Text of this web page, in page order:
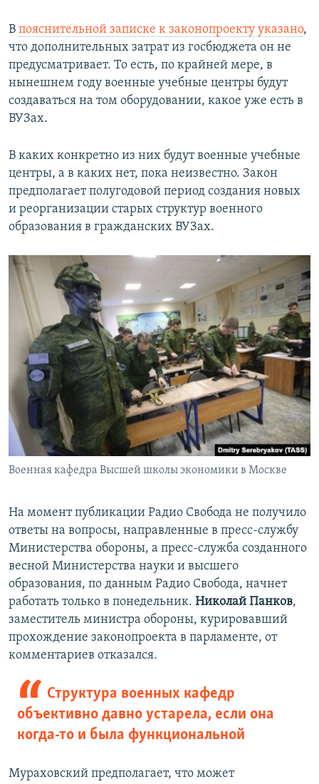
В пояснительной записке к законопроекту указано,
что дополнительных затрат из госбюджета он не
предусматривает. То есть, по крайней мере, в
нынешнем году военные учебные центры будут
создаваться на том оборудовании, какое уже есть в
ВУЗах.
В каких конкретно из них будут военные учебные
центры, а в каких нет, пока неизвестно. Закон
предполагает полугодовой период создания новых
и реорганизации старых структур военного
образования в гражданских ВУЗах.
Военная кафедра Высшей школы экономики в Москве
На момент публикации Радио Свобода не получило
ответы на вопросы, направленные в пресс-службу
Министерства обороны, а пресс-служба созданного
весной Министерства науки и высшего
образования, по данным Радио Свобода, начнет
работать только в понедельник. Николай Панков,
заместитель министра обороны, курировавший
прохождение законопроекта в парламенте, от
комментариев отказался.
Структура военных кафедр
объективно давно устарела, если она
когда-то и была функциональной
Мураховский предполагает, что может